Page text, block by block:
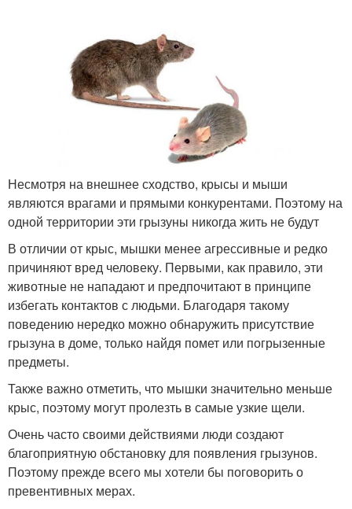
Несмотря на внешнее сходство, крысы и мыши
являются врагами и прямыми конкурентами. Поэтому на
одной территории эти грызуны никогда жить не будут
В отличии от крыс, мышки менее агрессивные и редко
причиняют вред человеку. Первыми, как правило, эти
животные не нападают и предпочитают в принципе
избегать контактов с людьми. Благодаря такому
поведению нередко можно обнаружить присутствие
грызуна в доме, только найдя помет или погрызенные
предметы.
Также важно отметить, что мышки значительно меньше
крыс, поэтому могут пролезть в самые узкие щели.
Очень часто своими действиями люди создают
благоприятную обстановку для появления грызунов.
Поэтому прежде всего мы хотели бы поговорить о
превентивных мерах.